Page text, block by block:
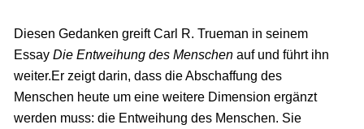
Diesen Gedanken greift Carl R. Trueman in seinem
Essay Die Entweihung des Menschenauf und führt ihn
weiter.Er zeigt darin, dass die Abschaffung des
Menschen heute um eine weitere Dimension ergänzt
werden muss: die Entweihung des Menschen. Sie